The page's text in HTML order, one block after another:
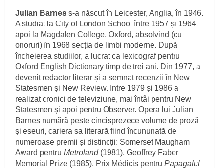
Julian Barnes s-a născut în Leicester, Anglia, în 1946.
A studiat la City of London School între 1957 și 1964,
apoi la Magdalen College, Oxford, absolvind (cu
onoruri) în 1968 secția de limbi moderne. După
încheierea studiilor, a lucrat ca lexicograf pentru
Oxford English Dictionary timp de trei ani. Din 1977, a
devenit redactor literar și a semnat recenzii în New
Statesmen și New Review. Între 1979 și 1986 a
realizat cronici de televiziune, mai întâi pentru New
Statesmen şi apoi pentru Observer. Opera lui Julian
Barnes numără peste cincisprezece volume de proză
și eseuri, cariera sa literară fiind încunu­nată de
numeroase premii și distincții: Somerset Maugham
Award pentruMetroland (1981), Geoffrey Faber
Memorial Prize (1985), Prix Médicis pentruPapagalul